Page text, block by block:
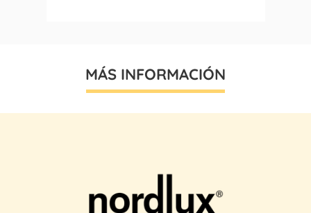
MÁS INFORMACIÓN